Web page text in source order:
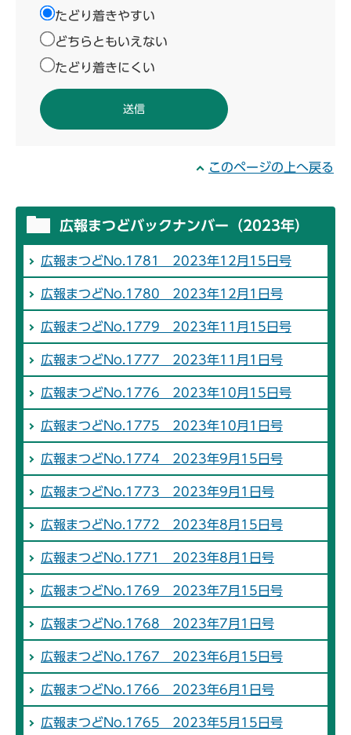
たどり着きやすい
どちらともいえない
たどり着きにくい
このページの上へ戻る
広報まつどバックナンバー（2023年）
広報まつどNo.1781 2023年12月15日号
広報まつどNo.1780 2023年12月1日号
広報まつどNo.1779 2023年11月15日号
広報まつどNo.1777 2023年11月1日号
広報まつどNo.1776 2023年10月15日号
広報まつどNo.1775 2023年10月1日号
広報まつどNo.1774 2023年9月15日号
広報まつどNo.1773 2023年9月1日号
広報まつどNo.1772 2023年8月15日号
広報まつどNo.1771 2023年8月1日号
広報まつどNo.1769 2023年7月15日号
広報まつどNo.1768 2023年7月1日号
広報まつどNo.1767 2023年6月15日号
広報まつどNo.1766 2023年6月1日号
広報まつどNo.1765 2023年5月15日号